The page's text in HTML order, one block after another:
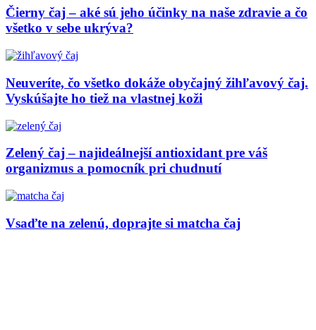
Čierny čaj – aké sú jeho účinky na naše zdravie a čo
všetko v sebe ukrýva?
Neuveríte, čo všetko dokáže obyčajný žihľavový čaj.
Vyskúšajte ho tiež na vlastnej koži
Zelený čaj – najideálnejší antioxidant pre váš
organizmus a pomocník pri chudnutí
Vsaďte na zelenú, doprajte si matcha čaj